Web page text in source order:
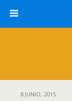
8 JUNIO, 2015